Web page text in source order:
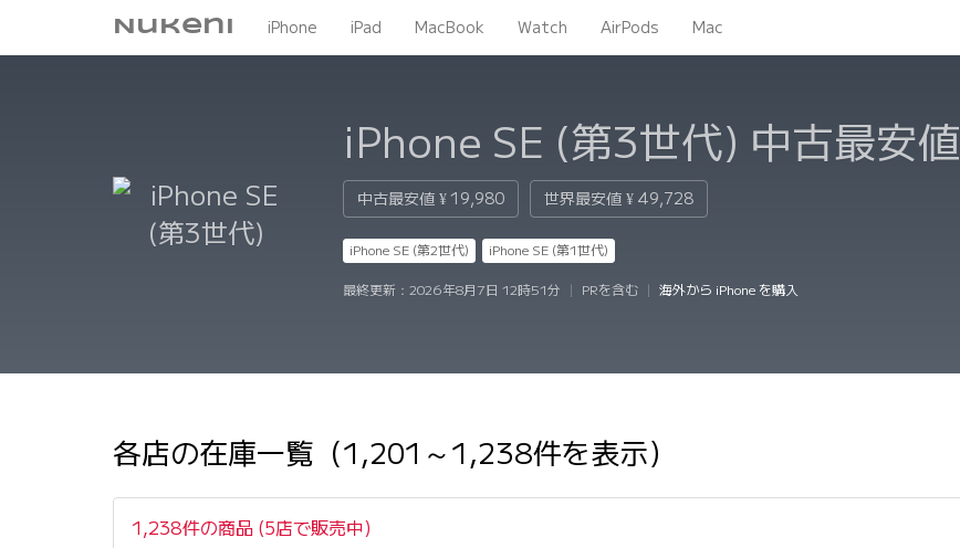
Nukeni iPhone iPad MacBook Watch AirPods Mac
iPhone SE (第3世代) 中古最安値
中古最安値 ¥ 19,980 世界最安値 ¥ 49,728
iPhone SE (第2世代) iPhone SE (第1世代)
最終更新： 2026年8月7日 12時51分 PRを含む 海外から iPhone を購入
各店の在庫一覧（1,201～1,238件を表示）
1,238件の商品 (5店で販売中)